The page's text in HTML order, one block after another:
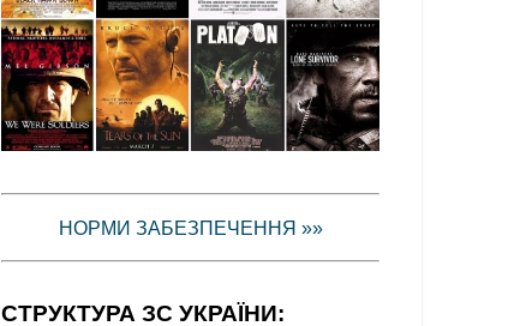
НОРМИ ЗАБЕЗПЕЧЕННЯ »»
СТРУКТУРА ЗС УКРАЇНИ: